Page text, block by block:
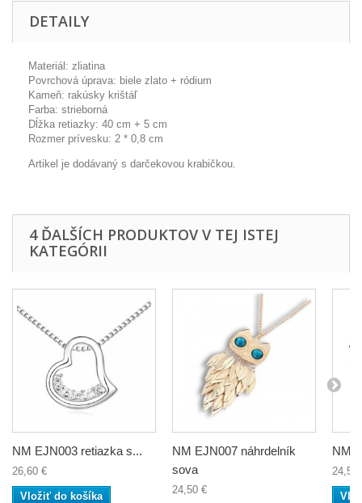
DETAILY
Materiál: zliatina
Povrchová úprava: biele zlato + ródium
Kameň: rakúsky krištáľ
Farba: strieborná
Dĺžka retiazky: 40 cm + 5 cm
Rozmer prívesku: 2 * 0,8 cm
Artikel je dodávaný s darčekovou krabičkou.
4 ĎALŠÍCH PRODUKTOV V TEJ ISTEJ
KATEGÓRII
NM EJN003 retiazka s...
26,60 €
Vložiť do košíka
NM EJN007 náhrdelník
sova
24,50 €
NM
24,50